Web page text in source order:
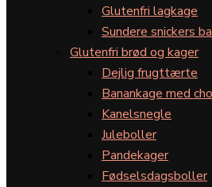
Glutenfri lagkage
Sundere snickers
Glutenfri brød og kager
Dejlig frugttærte
Banankage med
Kanelsnegle
Juleboller
Pandekager
Fødselsdagsboller